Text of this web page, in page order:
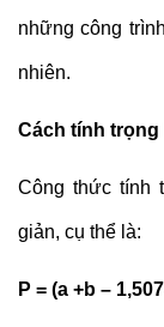
những công
nhiên.
Cách tính
Công thức tính
giản, cụ thể là:
P = (a +b –